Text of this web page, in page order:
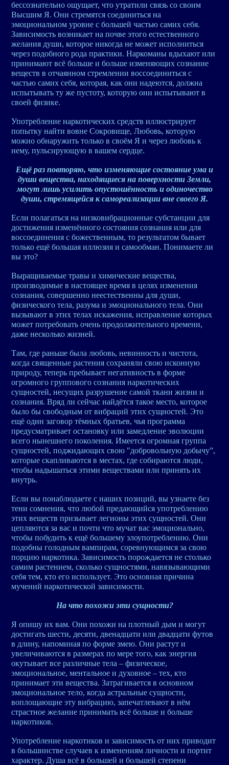
бессознательно ощущает, что утратили связь со своим
Высшим Я. Они стремятся соединиться на
эмоциональном уровне с большей частью самих себя.
Зависимость возникает на почве этого естественного
желания души, которое никогда не может исполниться
через подобного рода практики. Наркоманы вдыхают или
принимают всё больше и больше изменяющих сознание
веществ в отчаянном стремлении воссоединиться с
частью самих себя, которая, как они надеются, должна
испытывать ту же пустоту, которую они испытывают в
своей физике.
Употребление наркотических средств иллюстрирует
попытку найти вовне Сокровище, Любовь, которую
можно обнаружить только в своём Я и через любовь к
нему, пульсирующую в вашем сердце.
Ещё раз повторяю, что изменяющие состояние ума и
души вещества, находящиеся на поверхности Земли,
могут лишь усилить опустошённость и одиночество
души, стремящейся к самореализации вне своего Я.
Если полагаться на низковибрационные субстанции для
достижения изменённого состояния сознания или для
воссоединения с божественным, то результатом бывает
только ещё большая иллюзия и самообман. Понимаете ли
вы это?
Выращиваемые травы и химические вещества,
производимые в настоящее время в целях изменения
сознания, совершенно неестественны для души,
физического тела, разума и эмоционального тела. Они
вызывают в этих телах искажения, исправление которых
может потребовать очень продолжительного времени,
даже несколько жизней.
Там, где раньше была любовь, невинность и чистота,
когда священные растения сохраняли свою исконную
природу, теперь пребывает негативность в форме
огромного группового сознания наркотических
сущностей, несущих разрушение самой ткани жизни и
сознания. Вряд ли сейчас найдётся такое место, которое
было бы свободным от вибраций этих сущностей. Это
ещё один заговор тёмных братьев, чья программа
предусматривает остановку или замедление эволюции
всего нынешнего поколения. Имеется огромная группа
сущностей, поджидающих свою "добровольную добычу”,
которые скапливаются в местах, где собираются люди,
чтобы надышаться этими веществами или принять их
внутрь.
Если вы понаблюдаете с наших позиций, вы узнаете без
тени сомнения, что любой предающийся употреблению
этих веществ призывает легионы этих сущностей. Они
цепляются за вас и почти что мучат вас эмоционально,
чтобы побудить к ещё большему злоупотреблению. Они
подобны голодным вампирам, соревнующимся за свою
порцию наркотика. Зависимость порождается не столько
самим растением, сколько сущностями, навязывающими
себя тем, кто его использует. Это основная причина
мучений наркотической зависимости.
На что похожи эти сущности?
Я опишу их вам. Они похожи на плотный дым и могут
достигать шести, десяти, двенадцати или двадцати футов
в длину, напоминая по форме змею. Они растут и
увеличиваются в размерах по мере того, как энергия
окутывает все различные тела – физическое,
эмоциональное, ментальное и духовное – тех, кто
принимает эти вещества. Затрагивается в основном
эмоциональное тело, когда астральные сущности,
воплощающие эту вибрацию, запечатлевают в нём
страстное желание принимать всё больше и больше
наркотиков.
Употребление наркотиков и зависимость от них приводит
в большинстве случаев к изменениям личности и портит
характер. Душа всё в большей и большей степени